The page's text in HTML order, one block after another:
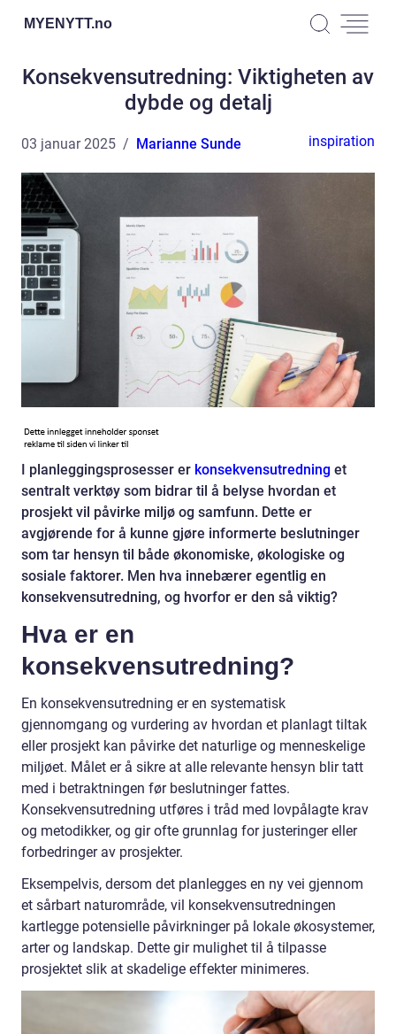
MYENYTT.no
Konsekvensutredning: Viktigheten av
dybde og detalj
03 januar 2025 Marianne Sunde inspiration
I planleggingsprosesser er konsekvensutredning et
sentralt verktøy som bidrar til å belyse hvordan et
prosjekt vil påvirke miljø og samfunn. Dette er
avgjørende for å kunne gjøre informerte beslutninger
som tar hensyn til både økonomiske, økologiske og
sosiale faktorer. Men hva innebærer egentlig en
konsekvensutredning, og hvorfor er den så viktig?
Hva er en
konsekvensutredning?
En konsekvensutredning er en systematisk
gjennomgang og vurdering av hvordan et planlagt tiltak
eller prosjekt kan påvirke det naturlige og menneskelige
miljøet. Målet er å sikre at alle relevante hensyn blir tatt
med i betraktningen før beslutninger fattes.
Konsekvensutredning utføres i tråd med lovpålagte krav
og metodikker, og gir ofte grunnlag for justeringer eller
forbedringer av prosjekter.
Eksempelvis, dersom det planlegges en ny vei gjennom
et sårbart naturområde, vil konsekvensutredningen
kartlegge potensielle påvirkninger på lokale økosystemer,
arter og landskap. Dette gir mulighet til å tilpasse
prosjektet slik at skadelige effekter minimeres.